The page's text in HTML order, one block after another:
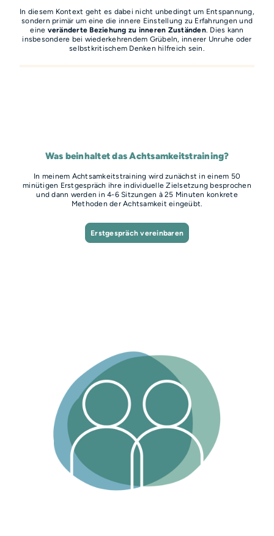
In diesem Kontext geht es dabei nicht unbedingt um Entspannung,
sondern primär um eine die innere Einstellung zu Erfahrungen und
eine veränderte Beziehung zu inneren Zuständen. Dies kann
insbesondere bei wiederkehrendem Grübeln, innerer Unruhe oder
selbstkritischem Denken hilfreich sein.
Was beinhaltet das Achtsamkeitstraining?
In meinem Achtsamkeitstraining wird zunächst in einem 50
minütigen Erstgespräch ihre individuelle Zielsetzung besprochen
und dann werden in 4-6 Sitzungen à 25 Minuten konkrete
Methoden der Achtsamkeit eingeübt.
Erstgespräch vereinbaren